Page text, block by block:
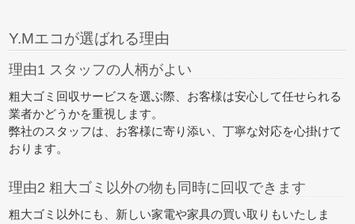
Y.Mエコが選ばれる理由
理由1 スタッフの人柄がよい
粗大ゴミ回収サービスを選ぶ際、お客様は安心して任せられる
業者かどうかを重視します。
弊社のスタッフは、お客様に寄り添い、丁寧な対応を心掛けて
おります。
理由2 粗大ゴミ以外の物も同時に回収できます
粗大ゴミ以外にも、新しい家電や家具の買い取りもいたしま